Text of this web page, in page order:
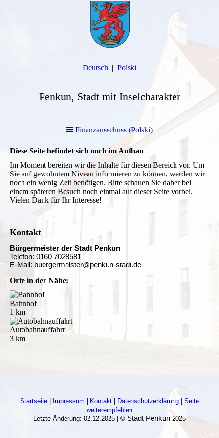
Deutsch Polski
Penkun, Stadt mit Inselcharakter
Finanzausschuss (Polski)
Diese Seite befindet sich noch im Aufbau
Im Moment bereiten wir die Inhalte für diesen Bereich vor. Um
Sie auf gewohntem Niveau informieren zu können, werden wir
noch ein wenig Zeit benötigen. Bitte schauen Sie daher bei
einem späteren Besuch noch einmal auf dieser Seite vorbei.
Vielen Dank für Ihr Interesse!
Kontakt
Bürgermeister der Stadt Penkun
Telefon: 0160 7028581
E-Mail: buergermeister@penkun-stadt.de
Orte in der Nähe:
Bahnhof
1 km
Autobahnauffahrt
3 km
Startseite Impressum Kontakt Datenschutzerklärung
Seite
weiterempfehlen
Letzte Änderung: 02.12.2025 | © Stadt Penkun 2025